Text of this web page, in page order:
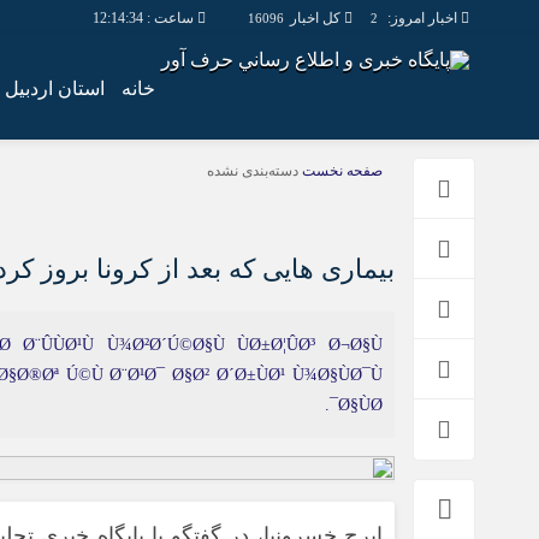
کل اخبار 16096 اخبار امروز: 2 ساعت : 12:14:35
خانه استان اردبیل
صفحه نخست دسته‌بندی نشده
بیماری هایی که بعد از کرونا بروز
Ø§ÙØ¯.